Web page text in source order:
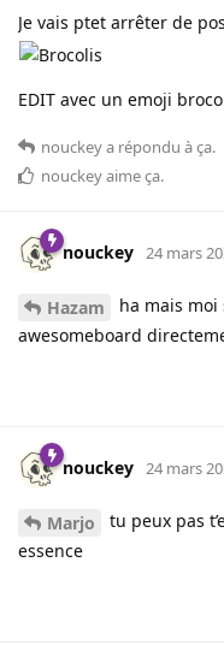
Je vais ptet arrêter de
EDIT avec un emoji
nouckeya répondu à ça.
nouckeyaime ça.
nouckey 24 mars
Hazam
ha mais moi
awesomeboard
nouckey 24 mars
Marjo
tu peux pas
essence